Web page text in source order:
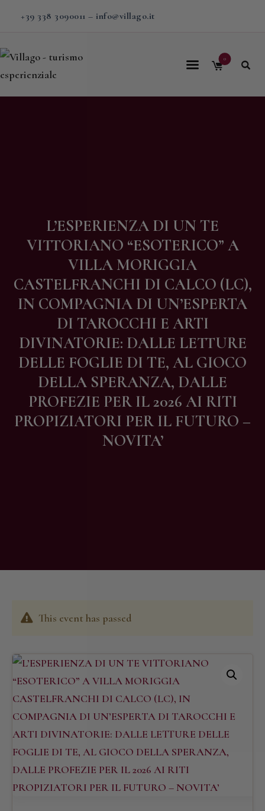
+39 338 3090011 – info@villago.it
0
L’ESPERIENZA DI UN TE
VITTORIANO “ESOTERICO” A
VILLA MORIGGIA
CASTELFRANCHI DI CALCO (LC),
IN COMPAGNIA DI UN’ESPERTA
DI TAROCCHI E ARTI
DIVINATORIE: DALLE LETTURE
DELLE FOGLIE DI TE, AL GIOCO
DELLA SPERANZA, DALLE
PROFEZIE PER IL 2026 AI RITI
PROPIZIATORI PER IL FUTURO –
NOVITA’
Home
Shop
Magazine
Contatti
This event has passed